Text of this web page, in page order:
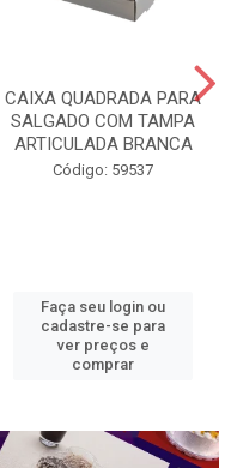
CAIXA QUADRADA PARA
SALGADO COM TAMPA
ARTICULADA BRANCA
Código: 59537
Faça seu login ou
cadastre-se para
ver preços e
comprar